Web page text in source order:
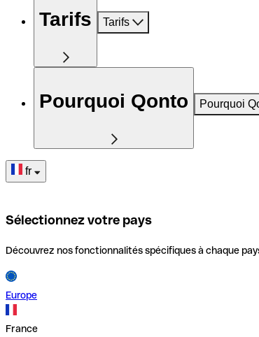
Tarifs Tarifs
Pourquoi Qonto Pourquoi
fr
Sélectionnez votre pays
Découvrez nos fonctionnalités spécifiques à chaque
Europe
France